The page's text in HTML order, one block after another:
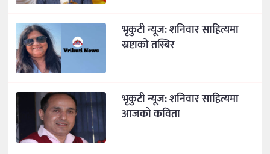
भृकुटी न्यूज: शनिवार साहित्यमा
स्रष्टाको तस्बिर
भृकुटी न्यूज: शनिवार साहित्यमा
आजको कविता